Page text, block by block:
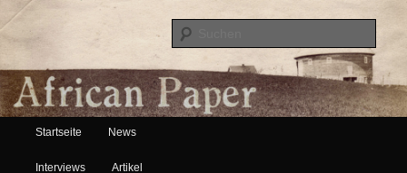
African Paper
Hauptmenü
Zum Inhalt wechseln
Zum sekundären Inhalt wechseln
Startseite News
Interviews Artikel